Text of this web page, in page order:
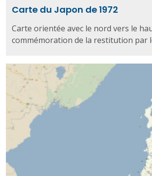
Carte du Japon de 1972
Carte orientée avec le nord vers le
commémoration de la restitution par